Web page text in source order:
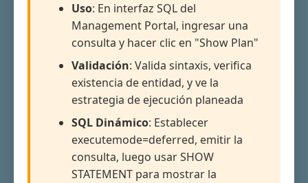
Uso: En interfaz SQL del
Management Portal, ingresar una
consulta y hacer clic en "Show Plan"
Validación: Valida sintaxis, verifica
existencia de entidad, y ve la
estrategia de ejecución planeada
SQL Dinámico: Establecer
executemode=deferred, emitir la
consulta, luego usar SHOW
STATEMENT para mostrar la